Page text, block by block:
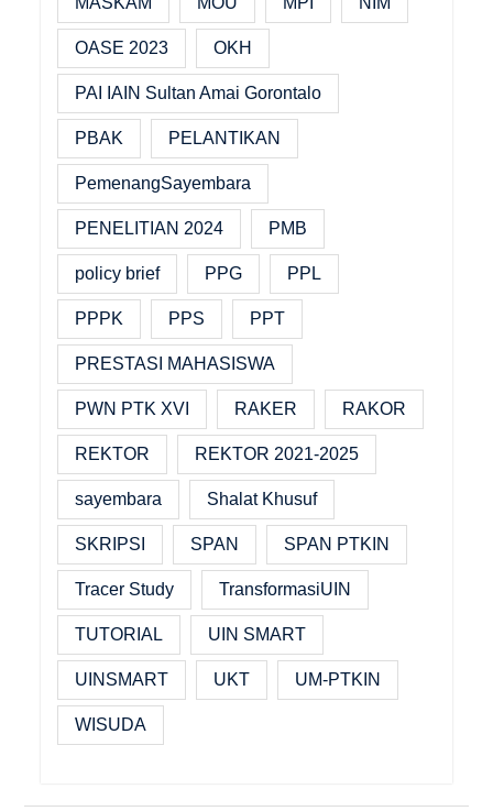
OASE 2023 OKH
PAI IAIN Sultan Amai Gorontalo
PBAK PELANTIKAN
PemenangSayembara
PENELITIAN 2024 PMB
policy brief PPG PPL
PPPK PPS PPT
PRESTASI MAHASISWA
PWN PTK XVI RAKER RAKOR
REKTOR REKTOR 2021-2025
sayembara Shalat Khusuf
SKRIPSI SPAN SPAN PTKIN
Tracer Study TransformasiUIN
TUTORIAL UIN SMART
UINSMART UKT UM-PTKIN
WISUDA